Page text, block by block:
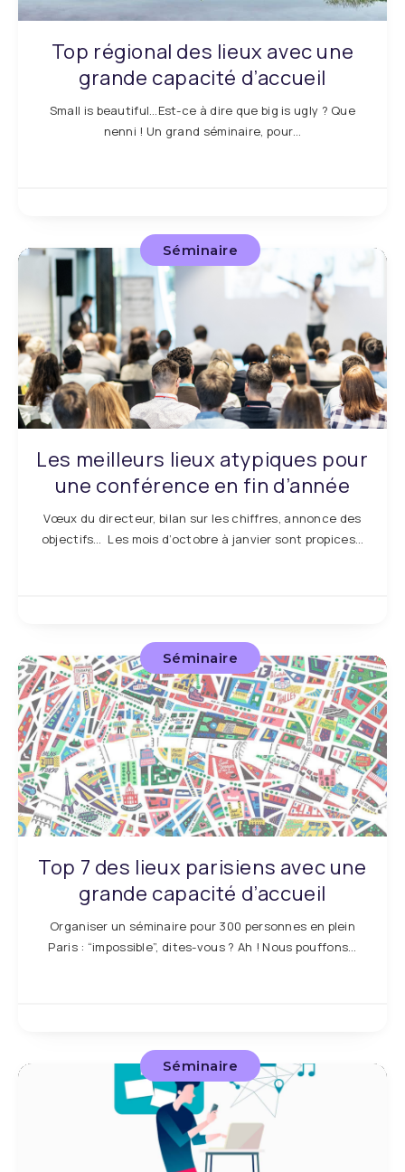
Top régional des lieux avec une
grande capacité d’accueil
Small is beautiful…Est-ce à dire que big is ugly ? Que
nenni ! Un grand séminaire, pour…
Séminaire
Les meilleurs lieux atypiques pour
une conférence en fin d’année
Vœux du directeur, bilan sur les chiffres, annonce des
objectifs… Les mois d’octobre à janvier sont propices…
Séminaire
Top 7 des lieux parisiens avec une
grande capacité d’accueil
Organiser un séminaire pour 300 personnes en plein
Paris : “impossible”, dites-vous ? Ah ! Nous pouffons…
Séminaire